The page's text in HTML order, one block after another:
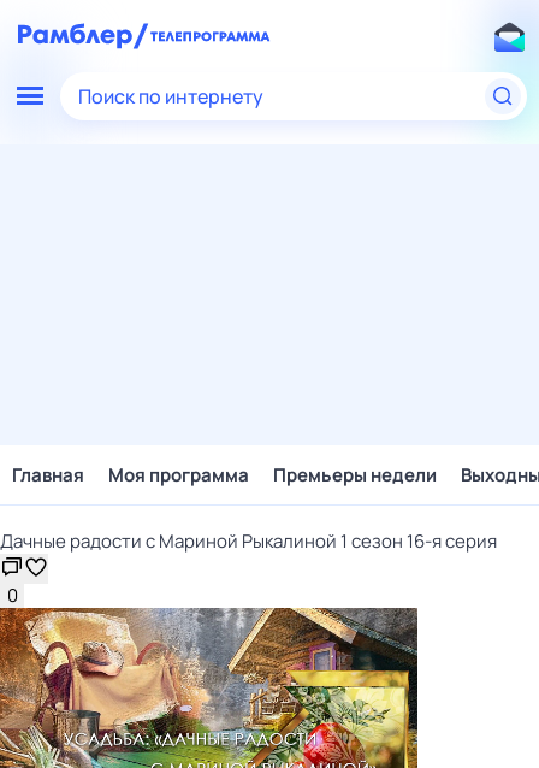
Поиск по интернету
Главная Моя программа Премьеры недели
Дачные радости с Мариной Рыкалиной 1 сезон 16-я серия
0